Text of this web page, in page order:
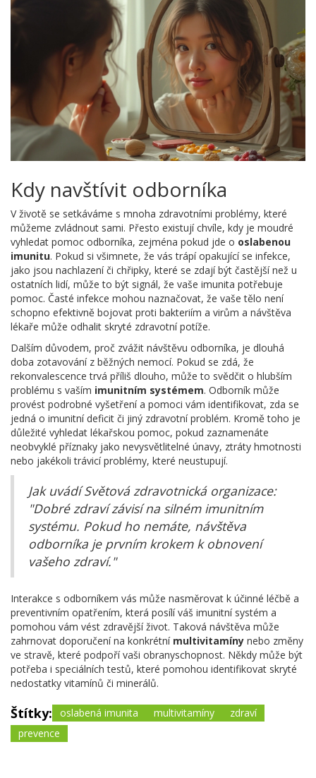
Kdy navštívit odborníka
V životě se setkáváme s mnoha zdravotními problémy, které
můžeme zvládnout sami. Přesto existují chvíle, kdy je moudré
vyhledat pomoc odborníka, zejména pokud jde o oslabenou
imunitu. Pokud si všimnete, že vás trápí opakující se infekce,
jako jsou nachlazení či chřipky, které se zdají být častější než u
ostatních lidí, může to být signál, že vaše imunita potřebuje
pomoc. Časté infekce mohou naznačovat, že vaše tělo není
schopno efektivně bojovat proti bakteriím a virům a návštěva
lékaře může odhalit skryté zdravotní potíže.
Dalším důvodem, proč zvážit návštěvu odborníka, je dlouhá
doba zotavování z běžných nemocí. Pokud se zdá, že
rekonvalescence trvá příliš dlouho, může to svědčit o hlubším
problému s vaším imunitním systémem. Odborník může
provést podrobné vyšetření a pomoci vám identifikovat, zda se
jedná o imunitní deficit či jiný zdravotní problém. Kromě toho je
důležité vyhledat lékařskou pomoc, pokud zaznamenáte
neobvyklé příznaky jako nevysvětlitelné únavy, ztráty hmotnosti
nebo jakékoli trávicí problémy, které neustupují.
Jak uvádí Světová zdravotnická organizace:
"Dobré zdraví závisí na silném imunitním
systému. Pokud ho nemáte, návštěva
odborníka je prvním krokem k obnovení
vašeho zdraví."
Interakce s odborníkem vás může nasměrovat k účinné léčbě a
preventivním opatřením, která posílí váš imunitní systém a
pomohou vám vést zdravější život. Taková návštěva může
zahrnovat doporučení na konkrétní multivitamíny nebo změny
ve stravě, které podpoří vaši obranyschopnost. Někdy může být
potřeba i speciálních testů, které pomohou identifikovat skryté
nedostatky vitamínů či minerálů.
Štítky: oslabená imunita multivitamíny
zdraví
prevence